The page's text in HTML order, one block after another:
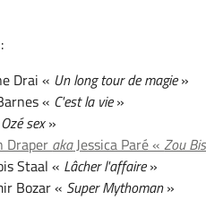
Drai « Un long tour de magie»
« C'est la vie»
Ozé sex»
Draper akaJessica Paré «Zou
Staal « Lâcher l'affaire»
Bozar « Super Mythoman»